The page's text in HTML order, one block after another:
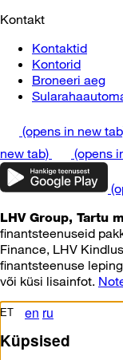
Kontakt
Kontaktid
Kontorid
Broneeri aeg
(opens in new
new tab)
(opens
LHV Group, Tartu
finantsteenuseid
Finance, LHV
finantsteenuse
või küsi lisainfot.
ET en ru
Küpsised